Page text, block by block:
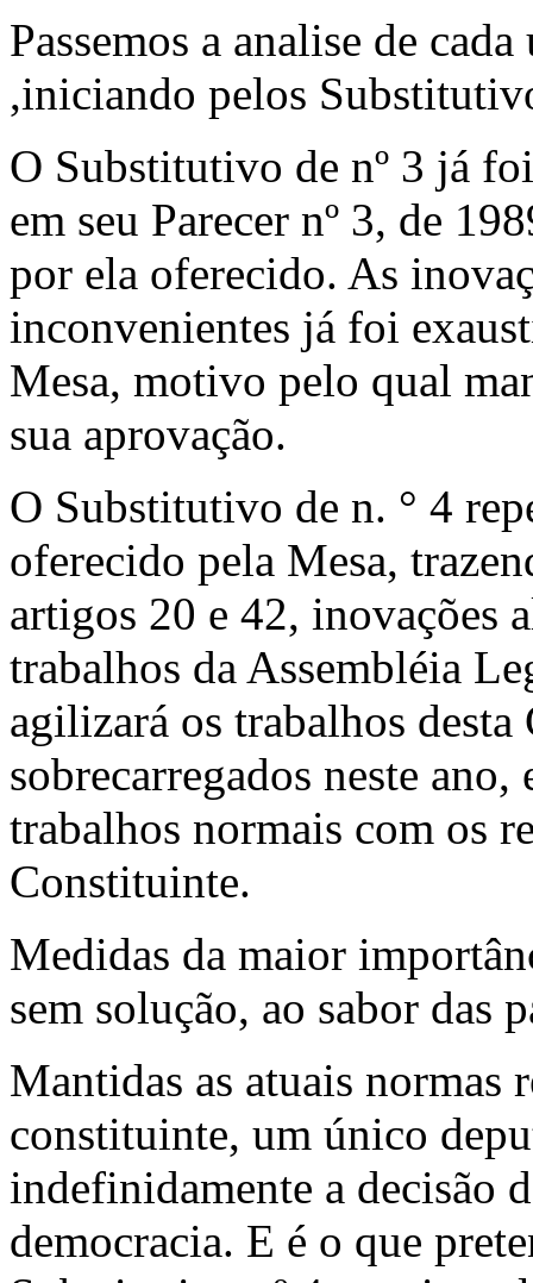
Passemos a analise de
,iniciando pelos
O Substitutivo de nº 3 já
em seu Parecer nº 3, de
por ela oferecido. As
inconvenientes já foi
Mesa, motivo pelo qual
sua aprovação.
O Substitutivo de n. ° 4
oferecido pela Mesa,
artigos 20 e 42, inovações
trabalhos da Assembléia
agilizará os trabalhos desta
sobrecarregados neste
trabalhos normais com os
Constituinte.
Medidas da maior
sem solução, ao sabor das
Mantidas as atuais normas
constituinte, um único
indefinidamente a decisão
democracia. E é o que